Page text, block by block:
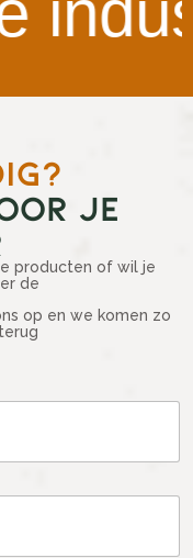
JE
producten of wil je
de
op en we komen zo